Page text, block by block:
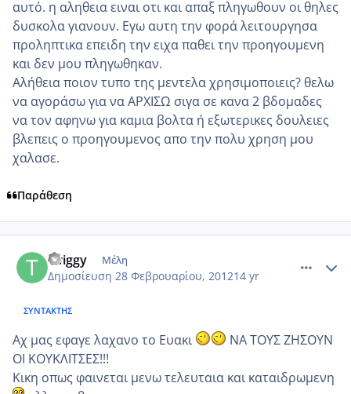
αυτό. η αληθεια ειναι οτι και απαξ πληγωθουν οι θηλες
δυσκολα γιανουν. Εγω αυτη την φορά λειτουργησα
προληπτικα επειδη την ειχα παθει την προηγουμενη
και δεν μου πληγωθηκαν.
Αλήθεια ποιον τυπο της μεντελα χρησιμοποιεις? θελω
να αγοράσω για να ΑΡΧΙΣΩ σιγα σε κανα 2 βδομαδες
να τον αφηνω για καμια βολτα ή εξωτερικες δουλειες
βλεπεις ο προηγουμενος απο την πολυ χρηση μου
χαλασε.
Παράθεση
twiggy Μέλη
Δημοσίευση 28 Φεβρουαρίου, 201214 yr
ΣΥΝΤΆΚΤΗΣ
Αχ μας εφαγε λαχανο το Ευακι
ΝΑ ΤΟΥΣ ΖΗΣΟΥΝ
ΟΙ ΚΟΥΚΛΙΤΣΕΣ!!!
Κικη οπως φαινεται μενω τελευταια και καταιδρωμενη